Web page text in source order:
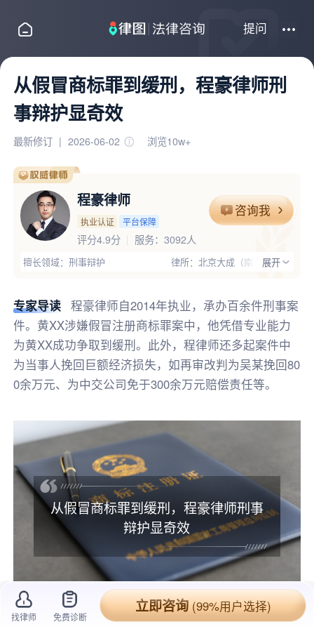
提问
从假冒商标罪到缓刑，程豪律师刑
事辩护显奇效
最新修订 | 2026-06-02 浏览10w+
程豪律师
执业认证 平台保障
咨询我
评分4.9分 服务： 3092人
擅长领域：刑事辩护
律所：北京大成（南京）律师事务所
展开
专家导读
程豪律师自2014年执业，承办百余件刑事案
件。黄XX涉嫌假冒注册商标罪案中，他凭借专业能力
为黄XX成功争取到缓刑。此外，程律师还多起案件中
为当事人挽回巨额经济损失，如再审改判为吴某挽回80
0余万元、为中交公司免于300余万元赔偿责任等。
从假冒商标罪到缓刑，程豪律师刑事
辩护显奇效
找律师 免费诊断
立即咨询(99%用户选择)